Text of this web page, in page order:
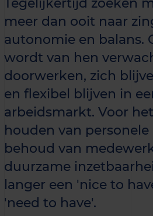
meer dan ooit naar
autonomie en balans.
wordt van hen
doorwerken, zich
en flexibel blijven in
arbeidsmarkt. Voor
houden van
behoud van
duurzame
langer een 'nice to
'need to have'.